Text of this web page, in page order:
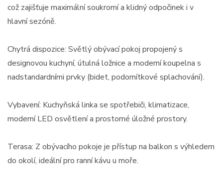
což zajišťuje maximální soukromí a klidný odpočinek i v
hlavní sezóně.
Chytrá dispozice: Světlý obývací pokoj propojený s
designovou kuchyní, útulná ložnice a moderní koupelna s
nadstandardními prvky (bidet, podomítkové splachování).
Vybavení: Kuchyňská linka se spotřebiči, klimatizace,
moderní LED osvětlení a prostorné úložné prostory.
Terasa: Z obývacího pokoje je přístup na balkon s výhledem
do okolí, ideální pro ranní kávu u moře.